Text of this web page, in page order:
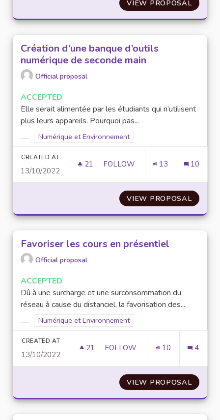
VIEW PROPOSAL
Création d’une banque d’outils
numérique de seconde main
Official proposal
ACCEPTED
Elle serait alimentée par les étudiants qui n’utilisent
plus leurs appareils. Pourquoi pas...
Filter results for category:
Filter results for scope: Numérique et Environnement
Numérique et Environnement
CREATED AT
13/10/2022
21 21 FOLLOWERS
FOLLOW 13 10
VIEW PROPOSAL
Favoriser les cours en présentiel
Official proposal
ACCEPTED
Dû à une surcharge et une surconsommation du
réseau à cause du distanciel, la favorisation des...
Filter results for category:
Filter results for scope: Numérique et Environnement
Numérique et Environnement
CREATED AT
13/10/2022
21 21 FOLLOWERS
FOLLOW 10 4
VIEW PROPOSAL